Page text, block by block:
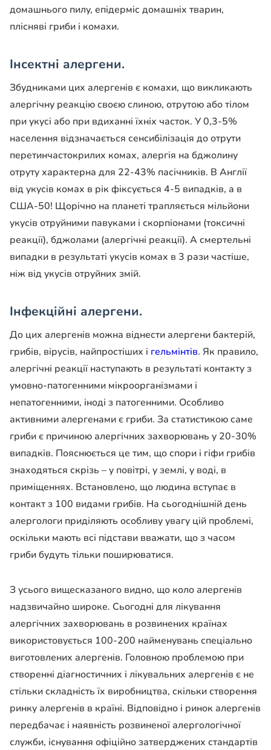
домашнього пилу, епідерміс домашніх тварин,
плісняві гриби і комахи.
Інсектні алергени.
Збудниками цих алергенів є комахи, що викликають
алергічну реакцію своєю слиною, отрутою або тілом
при укусі або при вдиханні їхніх часток. У 0,3-5%
населення відзначається сенсибілізація до отрути
перетинчастокрилих комах, алергія на бджолину
отруту характерна для 22-43% пасічників. В Англії
від укусів комах в рік фіксується 4-5 випадків, а в
США-50! Щорічно на планеті трапляється мільйони
укусів отруйними павуками і скорпіонами (токсичні
реакції), бджолами (алергічні реакції). А смертельні
випадки в результаті укусів комах в 3 рази частіше,
ніж від укусів отруйних змій.
Інфекційні алергени.
До цих алергенів можна віднести алергени бактерій,
грибів, вірусів, найпростіших і гельмінтів. Як правило,
алергічні реакції наступають в результаті контакту з
умовно-патогенними мікроорганізмами і
непатогенними, іноді з патогенними. Особливо
активними алергенами є гриби. За статистикою саме
гриби є причиною алергічних захворювань у 20-30%
випадків. Пояснюється це тим, що спори і гіфи грибів
знаходяться скрізь – у повітрі, у землі, у воді, в
приміщеннях. Встановлено, що людина вступає в
контакт з 100 видами грибів. На сьогоднішній день
алергологи приділяють особливу увагу цій проблемі,
оскільки мають всі підстави вважати, що з часом
гриби будуть тільки поширюватися.
З усього вищесказаного видно, що коло алергенів
надзвичайно широке. Сьогодні для лікування
алергічних захворювань в розвинених країнах
використовується 100-200 найменувань спеціально
виготовлених алергенів. Головною проблемою при
створенні діагностичних і лікувальних алергенів є не
стільки складність їх виробництва, скільки створення
ринку алергенів в країні. Відповідно і ринок алергенів
передбачає і наявність розвиненої алергологічної
служби, існування офіційно затверджених стандартів